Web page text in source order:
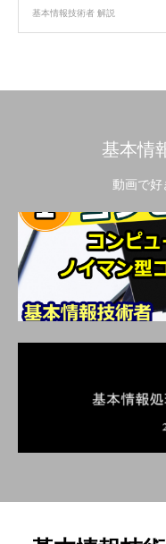
基本情報技術者 解説
基本情
動画で好